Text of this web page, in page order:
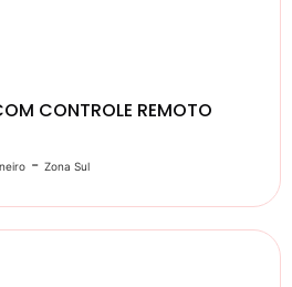
CONTROLE REMOTO
- Zona Sul